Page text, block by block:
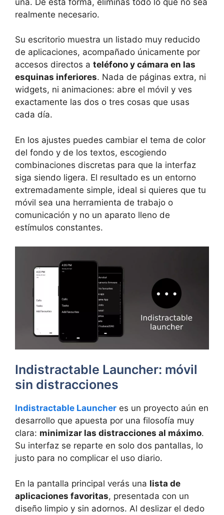
realmente necesario.
Su escritorio muestra un listado muy reducido
de aplicaciones, acompañado únicamente por
accesos directos a teléfono y cámara en las
esquinas inferiores. Nada de páginas extra, ni
widgets, ni animaciones: abre el móvil y ves
exactamente las dos o tres cosas que usas
cada día.
En los ajustes puedes cambiar el tema de color
del fondo y de los textos, escogiendo
combinaciones discretas para que la interfaz
siga siendo ligera. El resultado es un entorno
extremadamente simple, ideal si quieres que tu
móvil sea una herramienta de trabajo o
comunicación y no un aparato lleno de
estímulos constantes.
Indistractable Launcher: móvil
sin distracciones
Indistractable Launcher es un proyecto aún en
desarrollo que apuesta por una filosofía muy
clara: minimizar las distracciones al máximo.
Su interfaz se reparte en solo dos pantallas, lo
justo para no complicar el uso diario.
En la pantalla principal verás una lista de
aplicaciones favoritas, presentada con un
diseño limpio y sin adornos. Al deslizar el dedo